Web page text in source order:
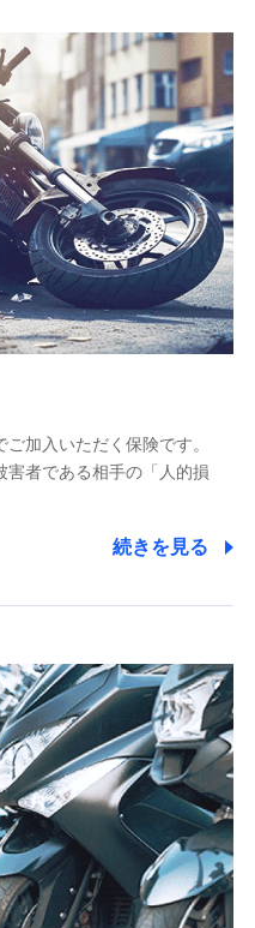
株式会社
）
式会社
)
株式会社
)
式会社
険株式会社
)
領する個人情報
り、当社と取引のあるも
提携会社の保険その他に
の契約を勧奨するため、ま
、またそれらに付帯、関
取引があり、取得した個人
した個人情報
付帯業務を行うため
個人情報
引のあるもしくは委託を受
険その他に関する情報を提
るため
施のため
付帯業務を行うため
加入いただく保険です。
害者である相手の「人的損
続きを見る